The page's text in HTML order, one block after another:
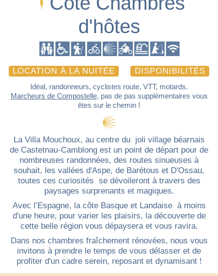
d'hôtes
LOCATION À LA NUITÉE DISPONIBILITÉS
Idéal, randonneurs, cyclistes route, VTT, motards.
Marcheurs de Compostelle, pas de pas supplémentaires vous
êtes sur le chemin !
La Villa Mouchoux, au centre du joli village béarnais
de Castetnau-Camblong est un point de départ pour de
nombreuses randonnées, des routes sinueuses à
souhait, les vallées d'Aspe, de Barétous et D'Ossau,
toutes ces curiosités se dévoileront à travers des
paysages surprenants et magiques.
Avec l’Espagne, la côte Basque et Landaise à moins
d'une heure, pour varier les plaisirs, la découverte de
cette belle région vous dépaysera et vous ravira.
Dans nos chambres fraîchement rénovées, nous vous
invitons à prendre le temps de vous délasser et de
profiter d'un cadre serein, reposant et dynamisant !